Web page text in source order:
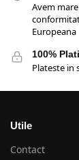
Avem
Europeana
100%
Plateste in
Utile
Contact